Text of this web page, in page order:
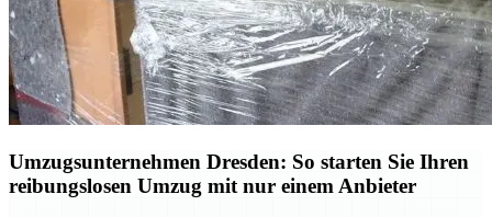
Umzugsunternehmen Dresden: So starten Sie Ihren
reibungslosen Umzug mit nur einem Anbieter